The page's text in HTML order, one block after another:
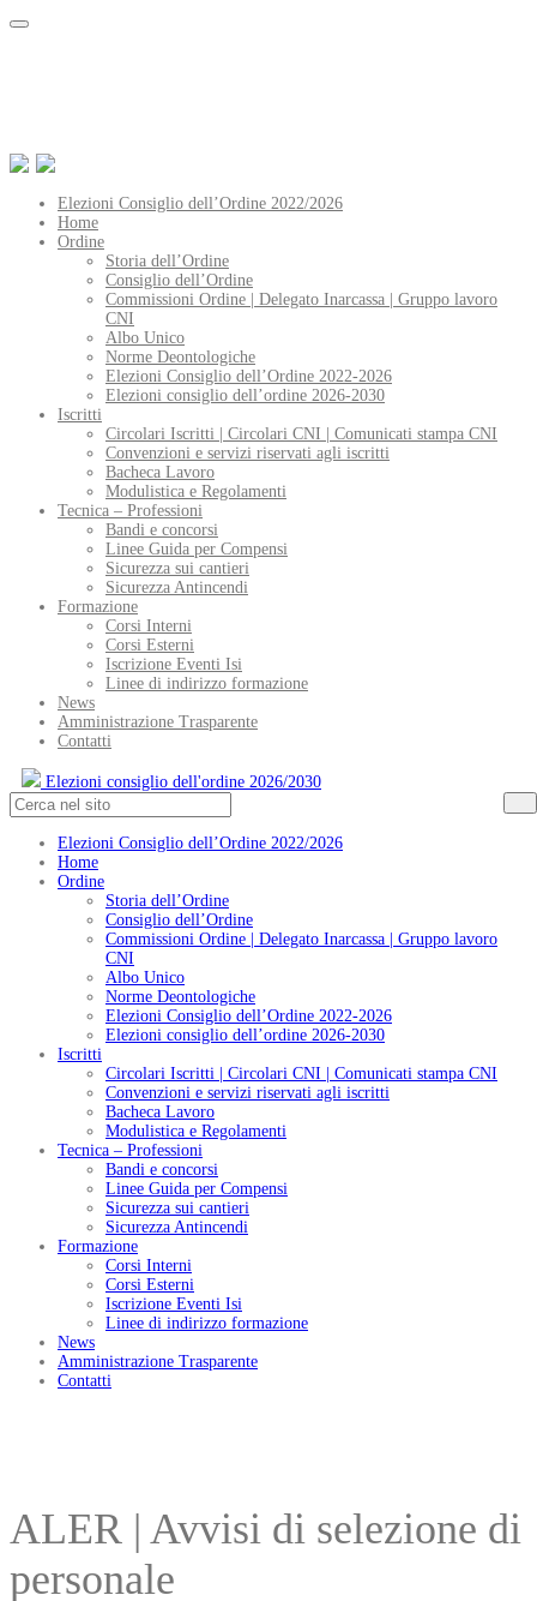
Elezioni Consiglio dell’Ordine 2022/2026
Home
Ordine
Storia dell’Ordine
Consiglio dell’Ordine
Commissioni Ordine | Delegato Inarcassa | Gruppo lavoro
CNI
Albo Unico
Norme Deontologiche
Elezioni Consiglio dell’Ordine 2022-2026
Elezioni consiglio dell’ordine 2026-2030
Iscritti
Circolari Iscritti | Circolari CNI | Comunicati stampa CNI
Convenzioni e servizi riservati agli iscritti
Bacheca Lavoro
Modulistica e Regolamenti
Tecnica – Professioni
Bandi e concorsi
Linee Guida per Compensi
Sicurezza sui cantieri
Sicurezza Antincendi
Formazione
Corsi Interni
Corsi Esterni
Iscrizione Eventi Isi
Linee di indirizzo formazione
News
Amministrazione Trasparente
Contatti
Elezioni consiglio dell'ordine 2026/2030
Elezioni Consiglio dell’Ordine 2022/2026
Home
Ordine
Storia dell’Ordine
Consiglio dell’Ordine
Commissioni Ordine | Delegato Inarcassa | Gruppo lavoro
CNI
Albo Unico
Norme Deontologiche
Elezioni Consiglio dell’Ordine 2022-2026
Elezioni consiglio dell’ordine 2026-2030
Iscritti
Circolari Iscritti | Circolari CNI | Comunicati stampa CNI
Convenzioni e servizi riservati agli iscritti
Bacheca Lavoro
Modulistica e Regolamenti
Tecnica – Professioni
Bandi e concorsi
Linee Guida per Compensi
Sicurezza sui cantieri
Sicurezza Antincendi
Formazione
Corsi Interni
Corsi Esterni
Iscrizione Eventi Isi
Linee di indirizzo formazione
News
Amministrazione Trasparente
Contatti
ALER | Avvisi di selezione di
personale